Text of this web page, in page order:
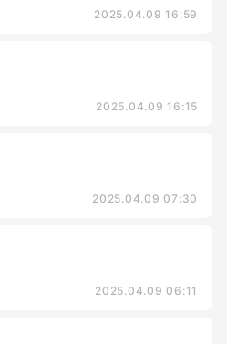
2025.04.09 16:59
2025.04.09 16:15
2025.04.09 07:30
2025.04.09 06:11